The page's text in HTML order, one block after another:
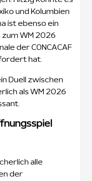
und Kolumbien
ist ebenso ein
WM 2026
der CONCACAF
hat.
Duell zwischen
als WM 2026
alle
der